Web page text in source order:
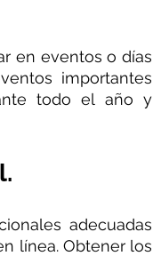
en eventos o días
importantes
todo el año y
adecuadas
línea. Obtener los